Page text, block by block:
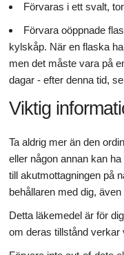
Förvaras i ett svalt,
Förvara oöppnade
kylskåp. När en flaska
men det måste vara på
dagar - efter denna tid,
Viktig
Ta aldrig mer än den
eller någon annan kan
till akutmottagningen på
behållaren med dig,
Detta läkemedel är för
om deras tillstånd